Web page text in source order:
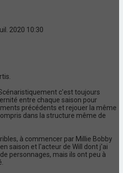
2020 10:30
c'est toujours
entre chaque saison pour
précédents et rejouer la même
dans la structure même de
à commencer par Millie Bobby
saison et l'acteur de Will dont j'ai
personnages, mais ils ont peu à